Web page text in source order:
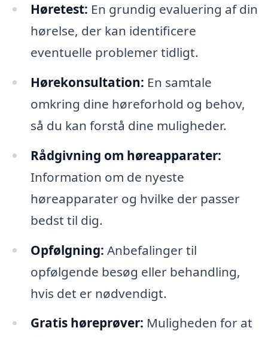
Høretest: En grundig evaluering af din
hørelse, der kan identificere
eventuelle problemer tidligt.
Hørekonsultation: En samtale
omkring dine høreforhold og behov,
så du kan forstå dine muligheder.
Rådgivning om høreapparater:
Information om de nyeste
høreapparater og hvilke der passer
bedst til dig.
Opfølgning: Anbefalinger til
opfølgende besøg eller behandling,
hvis det er nødvendigt.
Gratis høreprøver: Muligheden for at